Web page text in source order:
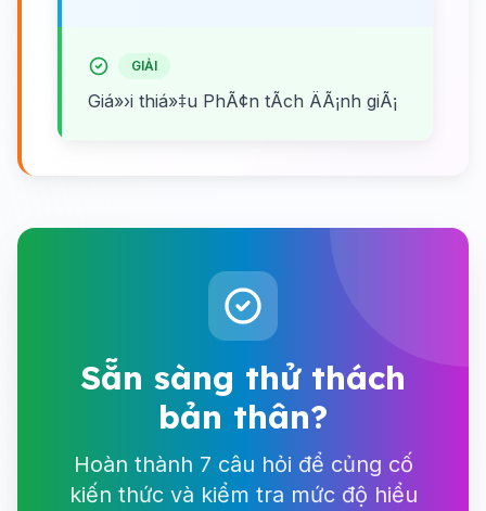
GIẢI
Giá»›i thiá»‡u PhÃ¢n tÃ­ch ÄÃ¡nh giÃ¡
Sẵn sàng thử thách
bản thân?
Hoàn thành 7 câu hỏi để củng cố
kiến thức và kiểm tra mức độ hiểu